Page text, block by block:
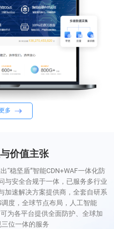
多
价值主张
“稳坚盾”智能CDN+WAF一体化防
与安全合规于一体，已服务多行业
加速解决方案提供商，全套自研系
度，全球节点布局，人工智能
为各平台提供全面防护、全球加
位一体的服务